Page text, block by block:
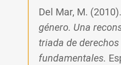
Del Mar, M. (2010).
género. Una
triada de derechos
fundamentales.